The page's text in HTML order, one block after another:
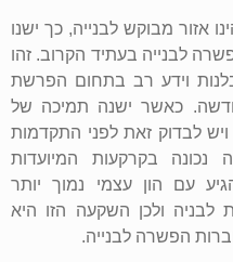
אזור מבוקש לבנייה, כך ישנו
לבנייה בעתיד הקרוב. זהו
וידע רב בתחום הפרשת
חדשה. כאשר ישנה תמיכה של
לבדוק זאת לפני התקדמות
בקרקעות המיועדות
עם הון עצמי נמוך יותר
ולכן השקעה הזו היא
הפשרה לבנייה.